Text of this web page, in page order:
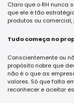
Claro que o RH nunca
que ele é tão
produtos ou comercial,
Tudo começa no
Conscientemente ou
propósito nobre que
não é o que as
valores. Só que falta
reconhecer e aceitar